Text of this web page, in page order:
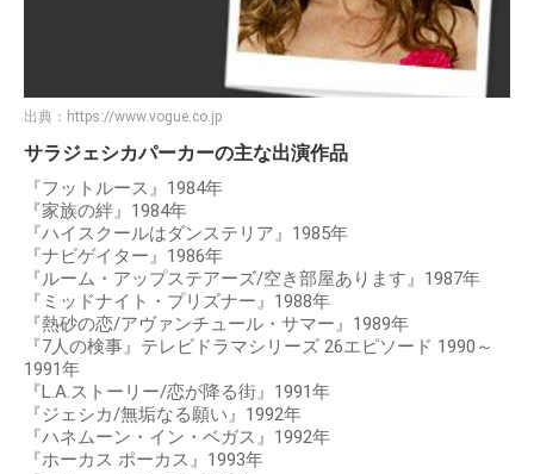
出典：https://www.vogue.co.jp
サラジェシカパーカーの主な出演作品